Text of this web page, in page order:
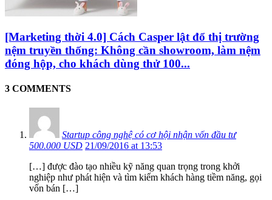
[Marketing thời 4.0] Cách Casper lật đổ thị trường
nệm truyền thống: Không cần showroom, làm nệm
đóng hộp, cho khách dùng thử 100...
3 COMMENTS
Startup công nghệ có cơ hội nhận vốn đầu tư
500.000 USD 21/09/2016 at 13:53
[…] được đào tạo nhiều kỹ năng quan trọng trong khởi
nghiệp như phát hiện và tìm kiếm khách hàng tiềm năng, gọi
vốn bán […]